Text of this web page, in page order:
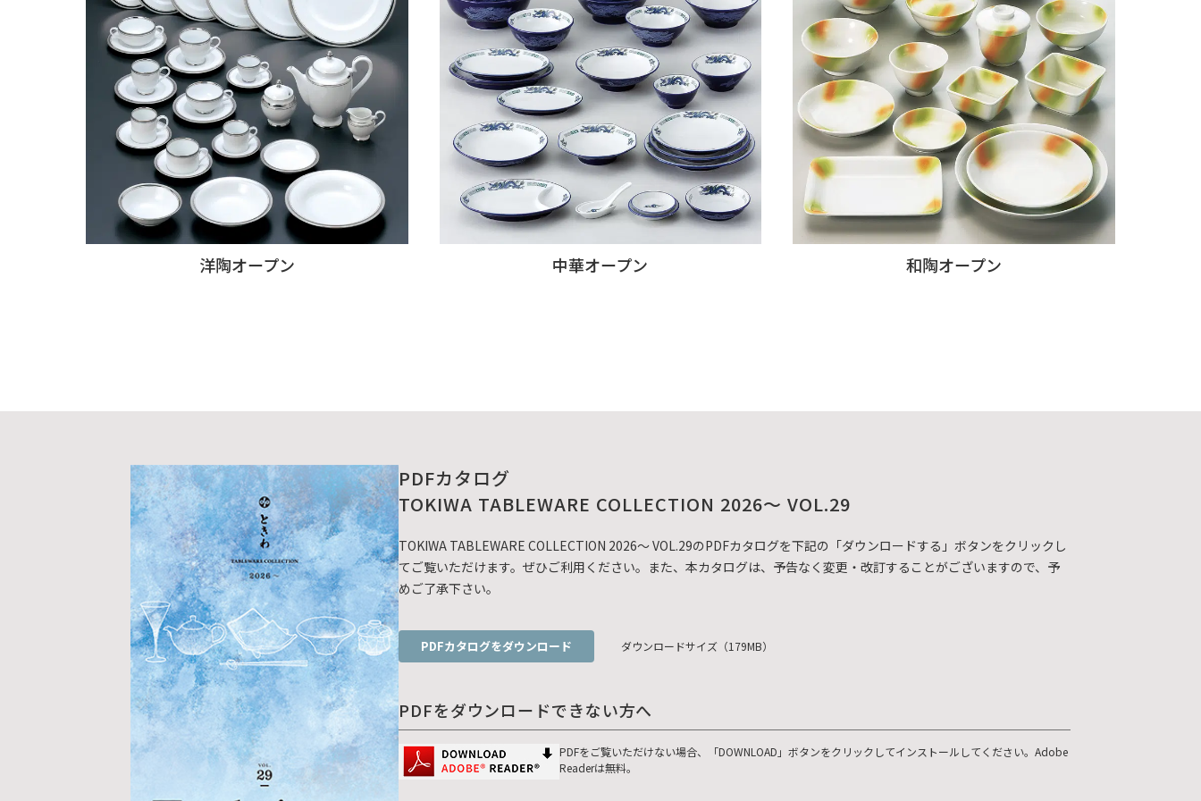
洋陶オープン 中華オープン 和陶オープン
PDFカタログ
TOKIWA TABLEWARE COLLECTION 2026～ VOL.29
TOKIWA TABLEWARE COLLECTION 2026～ VOL.29のPDFカタログを下記の「ダウンロードする」ボタンをクリックし
てご覧いただけます。ぜひご利用ください。また、本カタログは、予告なく変更・改訂することがございますので、予
めご了承下さい。
PDFカタログをダウンロード ダウンロードサイズ（179MB）
PDFをダウンロードできない方へ
PDFをご覧いただけない場合、「DOWNLOAD」ボタンをクリックしてインストールしてください。Adobe
Readerは無料。